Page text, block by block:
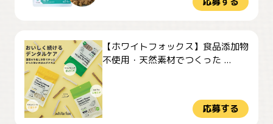
【ホワイトフォックス】食品添加物
不使用・天然素材でつくった ...
応募する